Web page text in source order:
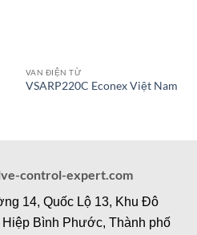
VAN ĐIỆN TỪ
VSARP220C Econex Việt Nam
control-expert.com
14, Quốc Lộ 13, Khu Đô
Bình Phước, Thành phố